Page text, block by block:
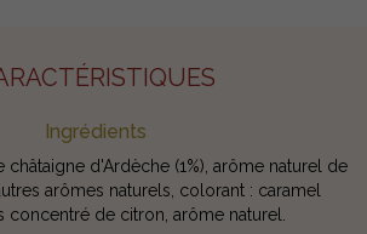
Ingrédients
châtaigne d'Ardèche (1%), arôme naturel de
arômes naturels, colorant : caramel
concentré de citron, arôme naturel.